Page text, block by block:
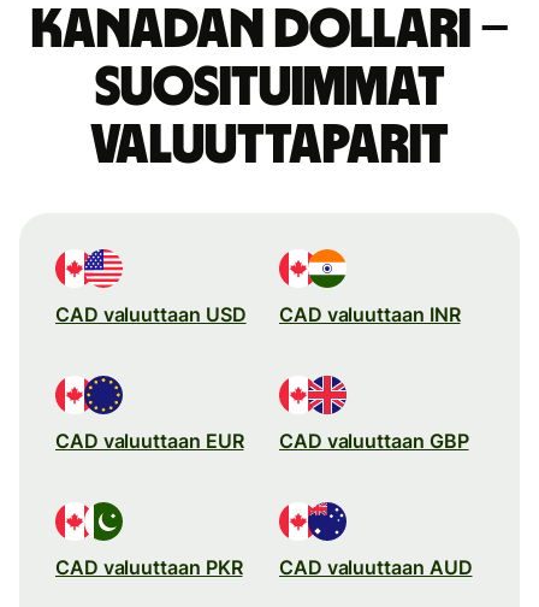
Kanadan dollari –
suosituimmat
valuuttaparit
CAD valuuttaan USD CAD valuuttaan INR
CAD valuuttaan EUR CAD valuuttaan GBP
CAD valuuttaan PKR CAD valuuttaan AUD